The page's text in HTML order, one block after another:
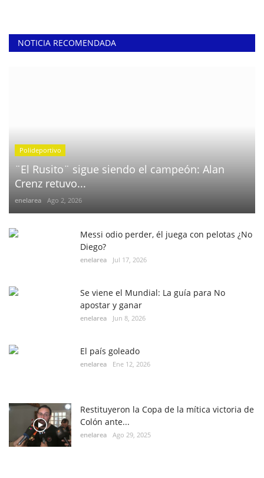
NOTICIA RECOMENDADA
Polideportivo
¨El Rusito¨ sigue siendo el campeón: Alan
Crenz retuvo...
enelarea Ago 2, 2026
Messi odio perder, él juega con pelotas ¿No
Diego?
enelarea Jul 17, 2026
Se viene el Mundial: La guía para No
apostar y ganar
enelarea Jun 8, 2026
El país goleado
enelarea Ene 12, 2026
Restituyeron la Copa de la mítica victoria de
Colón ante...
enelarea Ago 29, 2025